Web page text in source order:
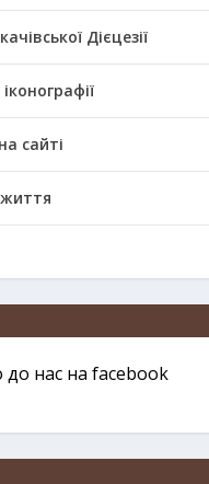
Дієцезії
сайті
нас на facebook